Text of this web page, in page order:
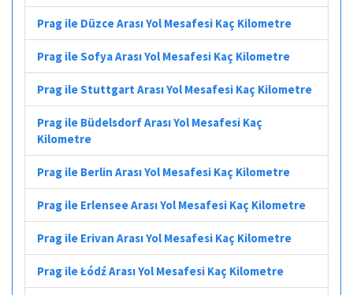
Prag ile Düzce Arası Yol Mesafesi Kaç Kilometre
Prag ile Sofya Arası Yol Mesafesi Kaç Kilometre
Prag ile Stuttgart Arası Yol Mesafesi Kaç Kilometre
Prag ile Büdelsdorf Arası Yol Mesafesi Kaç
Kilometre
Prag ile Berlin Arası Yol Mesafesi Kaç Kilometre
Prag ile Erlensee Arası Yol Mesafesi Kaç Kilometre
Prag ile Erivan Arası Yol Mesafesi Kaç Kilometre
Prag ile Łódź Arası Yol Mesafesi Kaç Kilometre